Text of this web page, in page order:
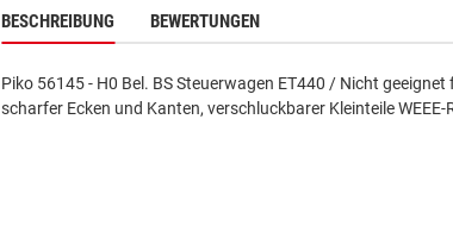
BESCHREIBUNG BEWERTUNGEN
Piko 56145 - H0 Bel. BS Steuerwagen ET440 / Nicht
scharfer Ecken und Kanten, verschluckbarer Kleinteile